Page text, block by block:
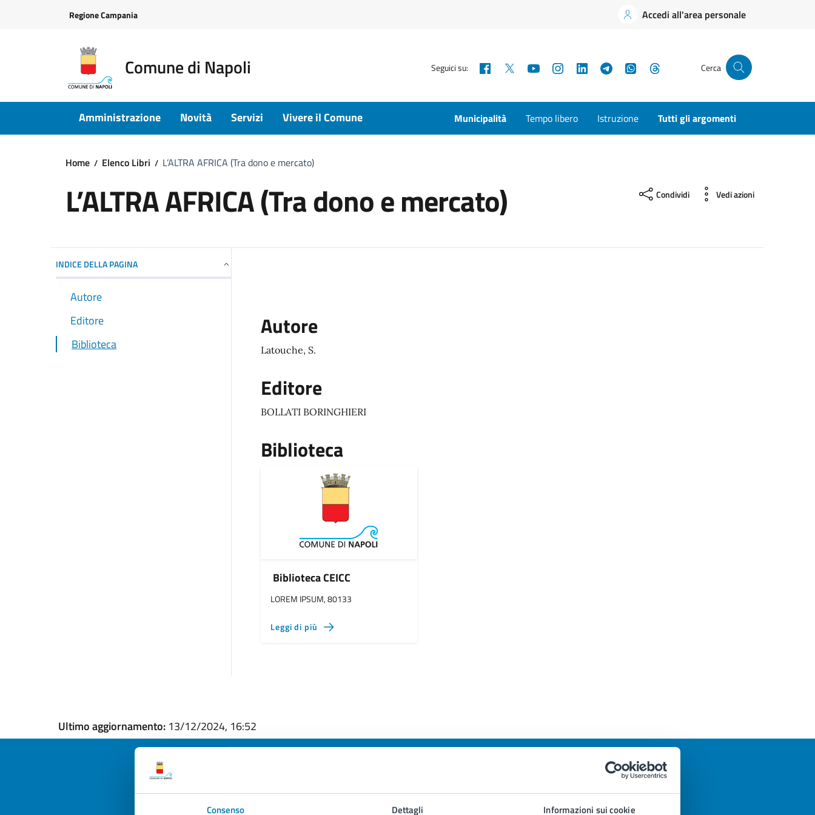
Consenso Dettagli Informazioni sui cookie
Regione Campania Accedi all'area personale
Comune di Napoli Seguici su: Facebook YouTubeInstagramLinkedInTelegramWhatsApp Cerca
Amministrazione Novità Servizi Vivere il Comune Municipalità Tempo libero Istruzione Tutti gli argomenti
Home Elenco Libri L’ALTRA AFRICA (Tra dono e mercato)
L’ALTRA AFRICA (Tra dono e mercato) Condividi Vedi azioni
INDICE DELLA PAGINA
Autore
Editore
Biblioteca
Autore
Latouche, S.
Editore
BOLLATI BORINGHIERI
Biblioteca
Biblioteca CEICC
LOREM IPSUM, 80133
Leggi di più
Ultimo aggiornamento: 13/12/2024, 16:52